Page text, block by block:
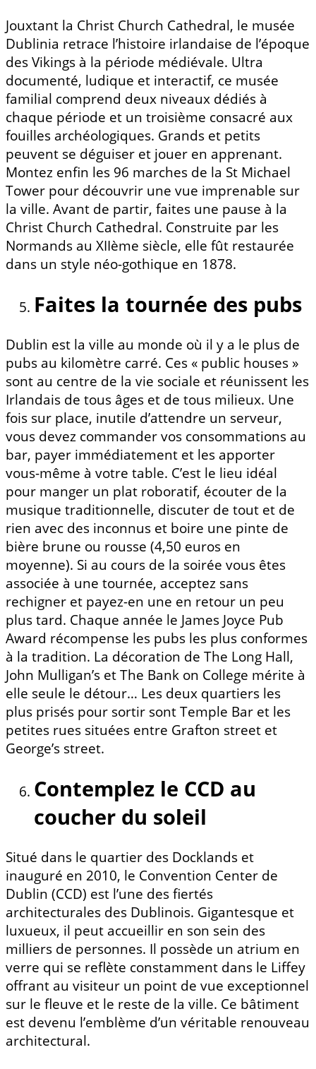
Jouxtant la Christ Church Cathedral, le musée
Dublinia retrace l’histoire irlandaise de l’époque
des Vikings à la période médiévale. Ultra
documenté, ludique et interactif, ce musée
familial comprend deux niveaux dédiés à
chaque période et un troisième consacré aux
fouilles archéologiques. Grands et petits
peuvent se déguiser et jouer en apprenant.
Montez enfin les 96 marches de la St Michael
Tower pour découvrir une vue imprenable sur
la ville. Avant de partir, faites une pause à la
Christ Church Cathedral. Construite par les
Normands au XIIème siècle, elle fût restaurée
dans un style néo-gothique en 1878.
Faites la tournée des pubs
Dublin est la ville au monde où il y a le plus de
pubs au kilomètre carré. Ces « public houses »
sont au centre de la vie sociale et réunissent les
Irlandais de tous âges et de tous milieux. Une
fois sur place, inutile d’attendre un serveur,
vous devez commander vos consommations au
bar, payer immédiatement et les apporter
vous-même à votre table. C’est le lieu idéal
pour manger un plat roboratif, écouter de la
musique traditionnelle, discuter de tout et de
rien avec des inconnus et boire une pinte de
bière brune ou rousse (4,50 euros en
moyenne). Si au cours de la soirée vous êtes
associée à une tournée, acceptez sans
rechigner et payez-en une en retour un peu
plus tard. Chaque année le James Joyce Pub
Award récompense les pubs les plus conformes
à la tradition. La décoration de The Long Hall,
John Mulligan’s et The Bank on College mérite à
elle seule le détour… Les deux quartiers les
plus prisés pour sortir sont Temple Bar et les
petites rues situées entre Grafton street et
George’s street.
Contemplez le CCD au
coucher du soleil
Situé dans le quartier des Docklands et
inauguré en 2010, le Convention Center de
Dublin (CCD) est l’une des fiertés
architecturales des Dublinois. Gigantesque et
luxueux, il peut accueillir en son sein des
milliers de personnes. Il possède un atrium en
verre qui se reflète constamment dans le Liffey
offrant au visiteur un point de vue exceptionnel
sur le fleuve et le reste de la ville. Ce bâtiment
est devenu l’emblème d’un véritable renouveau
architectural.